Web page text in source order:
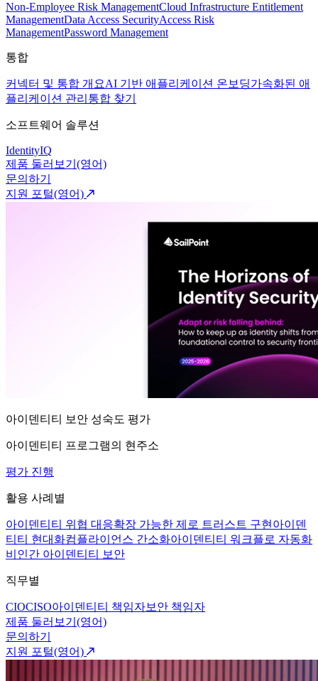
Non-Employee Risk ManagementCloud Infrastructure Entitlement
ManagementData Access SecurityAccess Risk
ManagementPassword Management
통합
커넥터 및 통합 개요AI 기반 애플리케이션 온보딩가속화된 애
플리케이션 관리 통합 찾기
소프트웨어 솔루션
IdentityIQ
제품 둘러보기(영어)
문의하기
지원 포털(영어)
아이덴티티 보안 성숙도 평가
아이덴티티 프로그램의 현주소
평가 진행
활용 사례별
아이덴티티 위협 대응확장 가능한 제로 트러스트 구현 아이덴
티티 현대화컴플라이언스 간소화아이덴티티 워크플로 자동화
비인간 아이덴티티 보안
직무별
CIOCISO아이덴티티 책임자보안 책임자
제품 둘러보기(영어)
문의하기
지원 포털(영어)